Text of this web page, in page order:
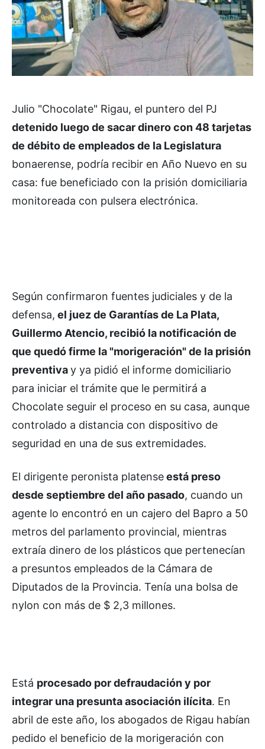
Julio "Chocolate" Rigau, el puntero del PJ
detenido luego de sacar dinero con 48 tarjetas
de débito de empleados de la Legislatura
bonaerense, podría recibir en Año Nuevo en su
casa: fue beneficiado con la prisión domiciliaria
monitoreada con pulsera electrónica.
Según confirmaron fuentes judiciales y de la
defensa, el juez de Garantías de La Plata,
Guillermo Atencio, recibió la notificación de
que quedó firme la "morigeración" de la prisión
preventivay ya pidió el informe domiciliario
para iniciar el trámite que le permitirá a
Chocolate seguir el proceso en su casa, aunque
controlado a distancia con dispositivo de
seguridad en una de sus extremidades.
El dirigente peronista platenseestá preso
desde septiembre del año pasado, cuando un
agente lo encontró en un cajero del Bapro a 50
metros del parlamento provincial, mientras
extraía dinero de los plásticos que pertenecían
a presuntos empleados de la Cámara de
Diputados de la Provincia. Tenía una bolsa de
nylon con más de $ 2,3 millones.
Está procesado por defraudación y por
integrar una presunta asociación ilícita. En
abril de este año, los abogados de Rigau habían
pedido el beneficio de la morigeración con